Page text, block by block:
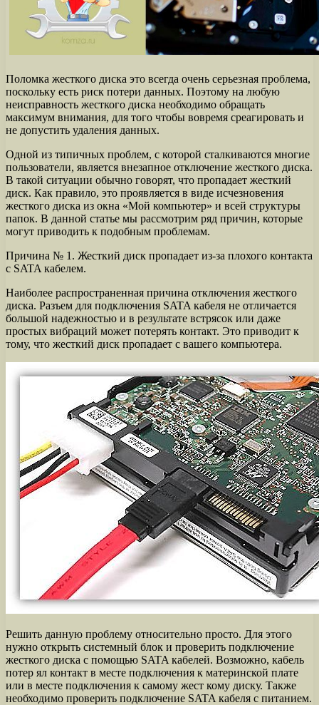
Поломка жесткого диска это всегда очень серьезная проблема,
поскольку есть риск потери данных. Поэтому на любую
неисправность жесткого диска необходимо обращать
максимум внимания, для того чтобы вовремя среагировать и
не допустить удаления данных.
Одной из типичных проблем, с которой сталкиваются многие
пользователи, является внезапное отключение жесткого диска.
В такой ситуации обычно говорят, что пропадает жесткий
диск. Как правило, это проявляется в виде исчезновения
жесткого диска из окна «Мой компьютер» и всей структуры
папок. В данной статье мы рассмотрим ряд причин, которые
могут приводить к подобным проблемам.
Причина № 1. Жесткий диск пропадает из-за плохого контакта
с SATA кабелем.
Наиболее распространенная причина отключения жесткого
диска. Разъем для подключения SATA кабеля не отличается
большой надежностью и в результате встрясок или даже
простых вибраций может потерять контакт. Это приводит к
тому, что жесткий диск пропадает с вашего компьютера.
Решить данную проблему относительно просто. Для этого
нужно открыть системный блок и проверить подключение
жесткого диска с помощью SATA кабелей. Возможно, кабель
потер ял контакт в месте подключения к материнской плате
или в месте подключения к самому жест кому диску. Также
необходимо проверить подключение SATA кабеля с питанием.